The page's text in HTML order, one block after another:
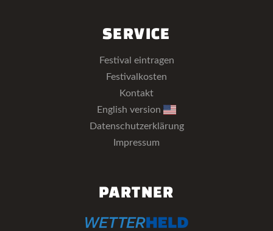
SERVICE
Festival eintragen
Festivalkosten
Kontakt
English version
Datenschutzerklärung
Impressum
PARTNER